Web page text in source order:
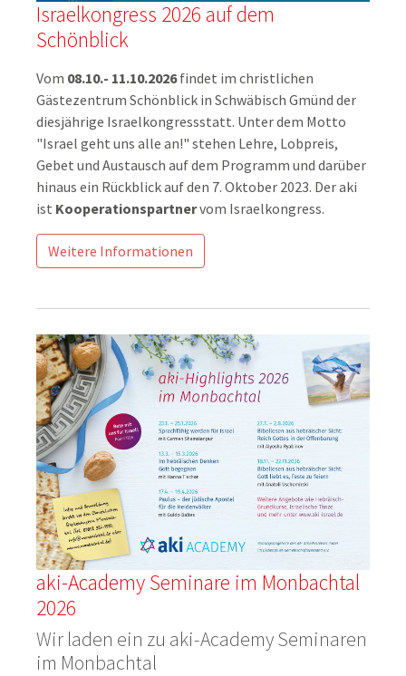
Israelkongress 2026 auf dem
Schönblick
Vom 08.10.- 11.10.2026findet im christlichen
Gästezentrum Schönblick in Schwäbisch Gmünd der
diesjährige Israelkongressstatt. Unter dem Motto
"Israel geht uns alle an!" stehen Lehre, Lobpreis,
Gebet und Austausch auf dem Programm und darüber
hinaus ein Rückblick auf den 7. Oktober 2023. Der aki
ist Kooperationspartnervom Israelkongress.
Weitere Informationen
aki-Academy Seminare im Monbachtal
2026
Wir laden ein zu aki-Academy Seminaren
im Monbachtal